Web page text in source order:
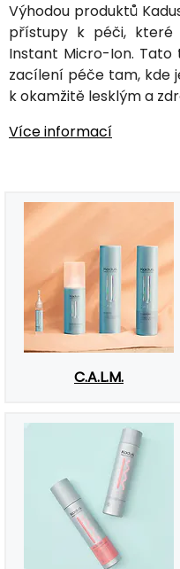
Výhodou produktů
přístupy k péči, které
Instant Micro-Ion. Tato
zacílení péče tam, kde
k okamžitě lesklým a
Více informací
C.A.L.M.